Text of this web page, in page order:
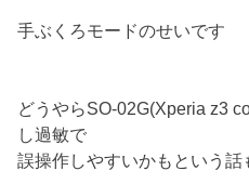
手ぶくろモードのせいです
どうやらSO-02G(Xperia z3
し過敏で
誤操作しやすいかもという話